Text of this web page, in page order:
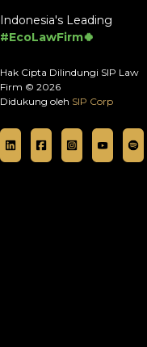
Indonesia's Leading
#EcoLawFirm🍀
Hak Cipta Dilindungi SIP Law
Firm © 2026
Didukung oleh SIP Corp